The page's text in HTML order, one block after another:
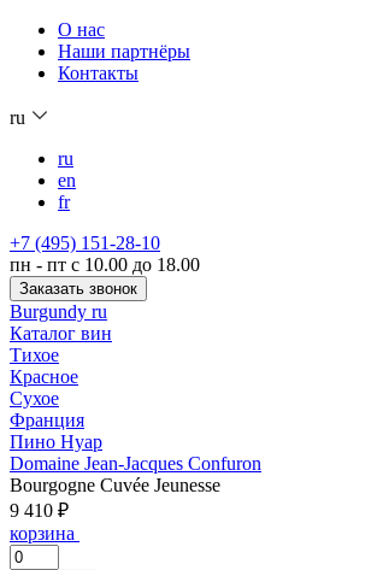
О нас
Наши партнёры
Контакты
ru
ru
en
fr
+7 (495) 151-28-10
пн - пт с 10.00 до 18.00
Заказать звонок
Burgundy ru
Каталог вин
Тихое
Красное
Сухое
Франция
Пино Нуар
Domaine Jean-Jacques Confuron
Bourgogne Cuvée Jeunesse
9 410 ₽
корзина